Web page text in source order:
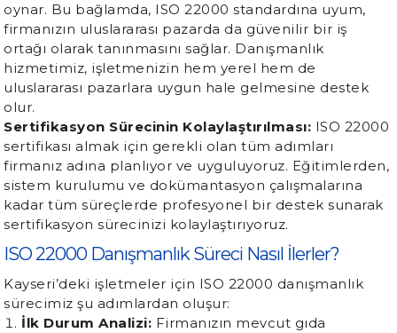
oynar. Bu bağlamda, ISO 22000 standardına uyum,
firmanızın uluslararası pazarda da güvenilir bir iş
ortağı olarak tanınmasını sağlar. Danışmanlık
hizmetimiz, işletmenizin hem yerel hem de
uluslararası pazarlara uygun hale gelmesine destek
olur.
Sertifikasyon Sürecinin Kolaylaştırılması: ISO 22000
sertifikası almak için gerekli olan tüm adımları
firmanız adına planlıyor ve uyguluyoruz. Eğitimlerden,
sistem kurulumu ve dokümantasyon çalışmalarına
kadar tüm süreçlerde profesyonel bir destek sunarak
sertifikasyon sürecinizi kolaylaştırıyoruz.
ISO 22000 Danışmanlık Süreci Nasıl İlerler?
Kayseri’deki işletmeler için ISO 22000 danışmanlık
sürecimiz şu adımlardan oluşur:
İlk Durum Analizi: Firmanızın mevcut gıda